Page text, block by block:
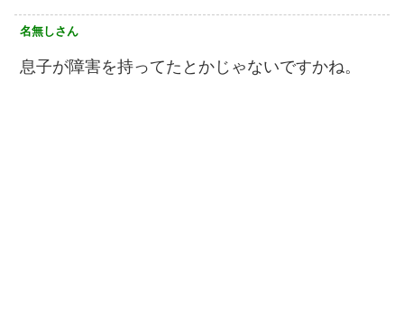
名無しさん
息子が障害を持ってたとかじゃないですかね。